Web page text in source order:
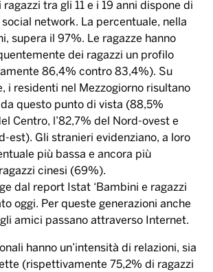
ragazzi tra gli 11 e i 19 anni dispone di
network. La percentuale, nella
supera il 97%. Le ragazze hanno
dei ragazzi un profilo
86,4% contro 83,4%). Su
i residenti nel Mezzogiorno risultano
questo punto di vista (88,5%
Centro, l’82,7% del Nord-ovest e
est). Gli stranieri evidenziano, a loro
più bassa e ancora più
cinesi (69%).
dal report Istat ‘Bambini e ragazzi
oggi. Per queste generazioni anche
amici passano attraverso Internet.
hanno un’intensità di relazioni, sia
(rispettivamente 75,2% di ragazzi